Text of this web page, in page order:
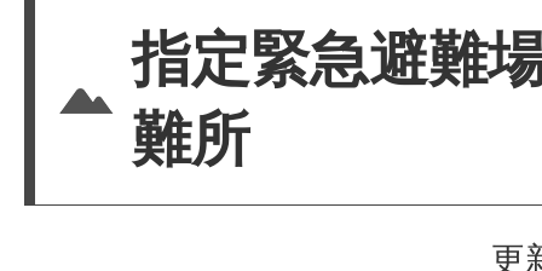
指定緊急避難
難所
更